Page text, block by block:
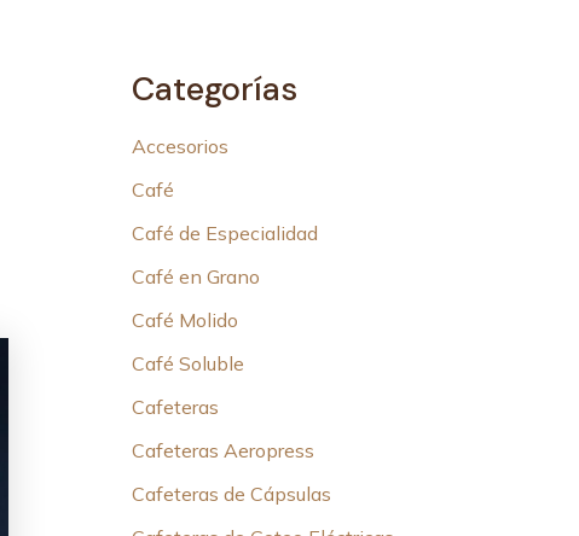
Categorías
Accesorios
Café
Café de Especialidad
Café en Grano
Café Molido
Café Soluble
Cafeteras
Cafeteras Aeropress
Cafeteras de Cápsulas